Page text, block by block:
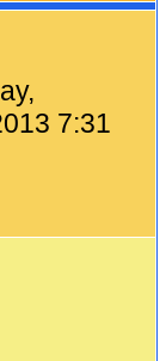
7:31